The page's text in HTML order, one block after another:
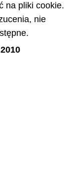
na pliki cookie.
nie